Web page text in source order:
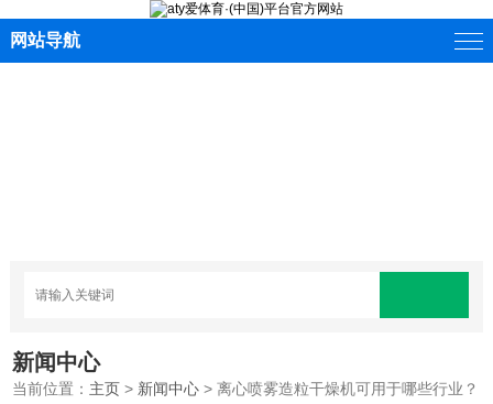
网站导航
新闻中心
当前位置： 主页 > 新闻中心 > 离心喷雾造粒干燥机可用于哪些行业？